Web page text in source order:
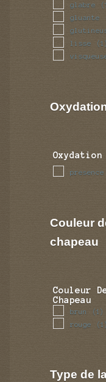
glabre
gluante
lisse (1)
Oxydation
Couleur
chapeau
Couleur
Chapeau
brun (1)
rouge (1)
Type de